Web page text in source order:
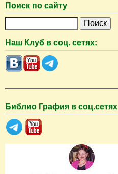
Поиск по сайту
и
с
к
Наш Клуб в соц. сетях:
Библио Графия в соц.сетях